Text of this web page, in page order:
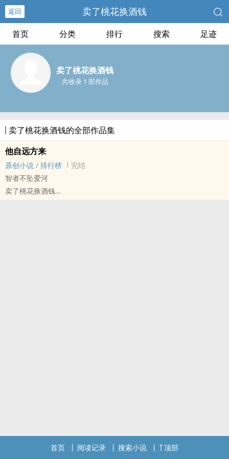
返回 卖了桃花换酒钱
首页 分类 排行 搜索 足迹
卖了桃花换酒钱
共收录 1 部作品
卖了桃花换酒钱的全部作品集
他自远方来
原创小说 / 排行榜
完结
智者不坠爱河
卖了桃花换酒钱
首页 阅读记录 搜索小说 顶部